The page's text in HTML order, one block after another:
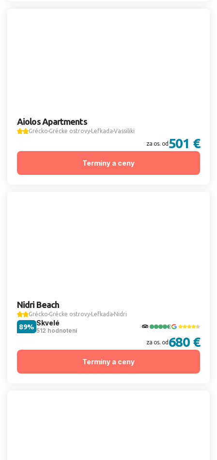
Aiolos Apartments
Grécko Grécke ostrovy Lefkada Vassiliki
za os. od 501 €
Termíny a ceny
Nidri Beach
Grécko Grécke ostrovy Lefkada Nidri
Skvelé
512 hodnotení
89%
za os. od 680 €
Termíny a ceny